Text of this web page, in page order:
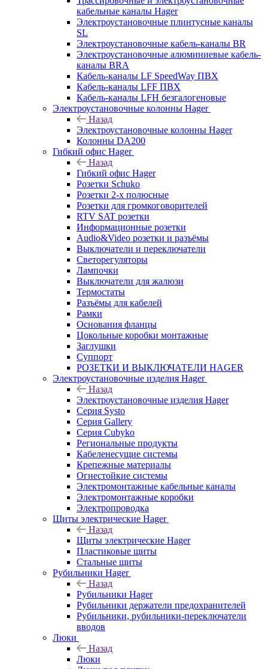
кабельные каналы Hager
Электроустановочные плинтусные каналы
SL
Электроустановочные кабель-каналы BR
Электроустановочные алюминиевые кабель-
каналы BRA
Кабель-каналы LF SpeedWay ПВХ
Кабель-каналы LFF ПВХ
Кабель-каналы LFH безгалогеновые
Электроустановочные колонны Hager
Назад
Электроустановочные колонны Hager
Колонны DA200
Гибкий офис Hager
Назад
Гибкий офис Hager
Розетки Schuko
Розетки 2-х полюсные
Розетки для громкоговорителей
RTV SAT розетки
Информационные розетки
Audio&Video розетки и разъёмы
Выключатели и переключатели
Светорегуляторы
Лампочки
Выключатели для жалюзи
Термостаты
Разъёмы для кабелей
Рамки
Основания фланцы
Цокольные коробки монтажные
Заглушки
Суппорт
РОЗЕТКИ И ВЫКЛЮЧАТЕЛИ HAGER
Электроустановочные изделия Hager
Назад
Электроустановочные изделия Hager
Серия Systo
Серия Gallery
Серия Cubyko
Региональные продукты
Кабеленесущие системы
Крепежные материалы
Огнестойкие системы
Электромонтажные кабельные каналы
Электромонтажные коробки
Электропроводка
Щиты электрические Hager
Назад
Щиты электрические Hager
Пластиковые щиты
Стальные щиты
Рубильники Hager
Назад
Рубильники Hager
Рубильники держатели предохранителей
Рубильники, рубильники-переключатели
вводов
Люки
Назад
Люки